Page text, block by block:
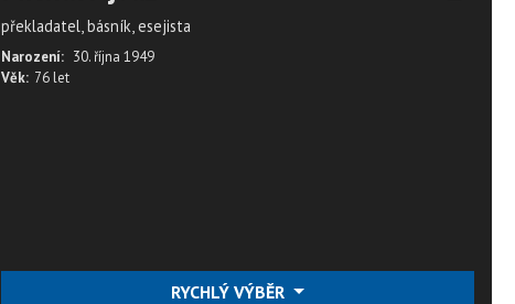
překladatel, básník, esejista
Narození: 30. října 1949
Věk: 76 let
RYCHLÝ VÝBĚR